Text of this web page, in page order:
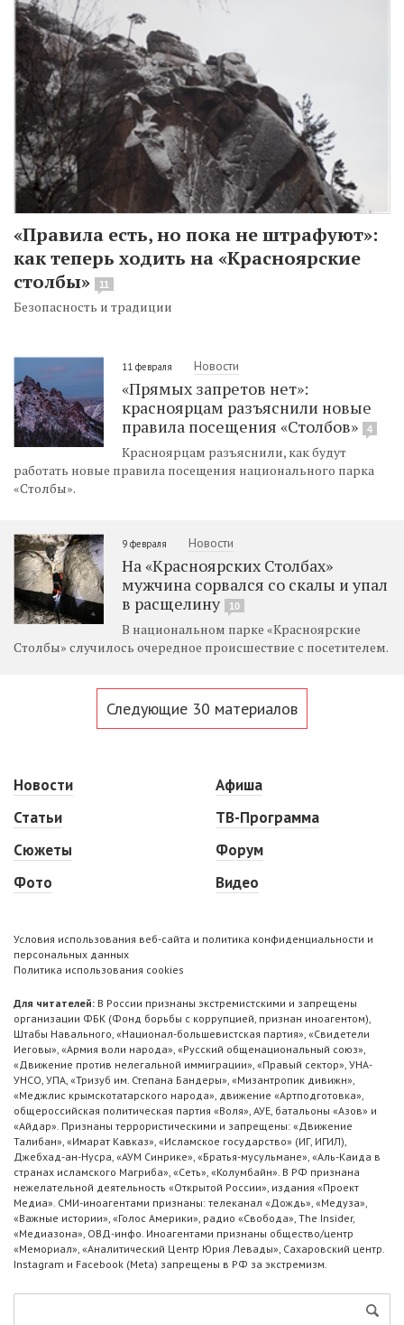
«Правила есть, но пока не штрафуют»:
как теперь ходить на «Красноярские
столбы»
11
Безопасность и традиции
11 февраля Новости
«Прямых запретов нет»:
красноярцам разъяснили новые
правила посещения «Столбов»
4
Красноярцам разъяснили, как будут
работать новые правила посещения национального парка
«Столбы».
9 февраля Новости
На «Красноярских Столбах»
мужчина сорвался со скалы и упал
в расщелину
10
В национальном парке «Красноярские
Столбы» случилось очередное происшествие с посетителем.
Следующие 30 материалов
Новости
Статьи
Сюжеты
Фото
Афиша
ТВ-Программа
Форум
Видео
Условия использования веб-сайта и политика конфиденциальности и
персональных данных
Политика использования cookies
Для читателей: В России признаны экстремистскими и запрещены
организации ФБК (Фонд борьбы с коррупцией, признан иноагентом),
Штабы Навального, «Национал-большевистская партия», «Свидетели
Иеговы», «Армия воли народа», «Русский общенациональный союз»,
«Движение против нелегальной иммиграции», «Правый сектор», УНА-
УНСО, УПА, «Тризуб им. Степана Бандеры», «Мизантропик дивижн»,
«Меджлис крымскотатарского народа», движение «Артподготовка»,
общероссийская политическая партия «Воля», АУЕ, батальоны «Азов» и
«Айдар». Признаны террористическими и запрещены: «Движение
Талибан», «Имарат Кавказ», «Исламское государство» (ИГ, ИГИЛ),
Джебхад-ан-Нусра, «АУМ Синрике», «Братья-мусульмане», «Аль-Каида в
странах исламского Магриба», «Сеть», «Колумбайн». В РФ признана
нежелательной деятельность «Открытой России», издания «Проект
Медиа». СМИ-иноагентами признаны: телеканал «Дождь», «Медуза»,
«Важные истории», «Голос Америки», радио «Свобода», The Insider,
«Медиазона», ОВД-инфо. Иноагентами признаны общество/центр
«Мемориал», «Аналитический Центр Юрия Левады», Сахаровский центр.
Instagram и Facebook (Metа) запрещены в РФ за экстремизм.